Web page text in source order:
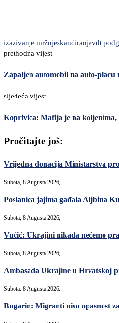
izazivanje mržnjeskandiranjevdt
prethodna vijest
Zapaljen automobil na auto-
sljedeća vijest
Koprivica: Mafija je na
Pročitajte još:
Vrijedna donacija Ministarstva
Subota, 8 Augusta 2026,
Poslanica jajima gađala Aljbina
Subota, 8 Augusta 2026,
Vučić: Ukrajini nikada nećemo
Subota, 8 Augusta 2026,
Ambasada Ukrajine u Hrvatskoj
Subota, 8 Augusta 2026,
Bugarin: Migranti nisu opasnost